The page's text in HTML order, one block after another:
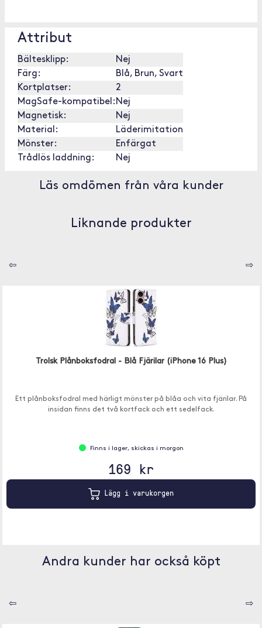
Attribut
Bältesklipp:
Nej
Färg:
Blå, Brun, Svart
Kortplatser:
2
MagSafe-kompatibel: Nej
Magnetisk:
Nej
Material:
Läderimitation
Mönster:
Enfärgat
Trådlös laddning:
Nej
Läs omdömen från våra kunder
Liknande produkter
⇦ ⇨
Trolsk Plånboksfodral - Blå Fjärilar (iPhone 16 Plus)
Ett plånboksfodral med härligt mönster på blåa och vita fjärilar. På
insidan finns det två kortfack och ett sedelfack.
Finns i lager, skickas i morgon
169 kr
Lägg i varukorgen
Andra kunder har också köpt
⇦ ⇨